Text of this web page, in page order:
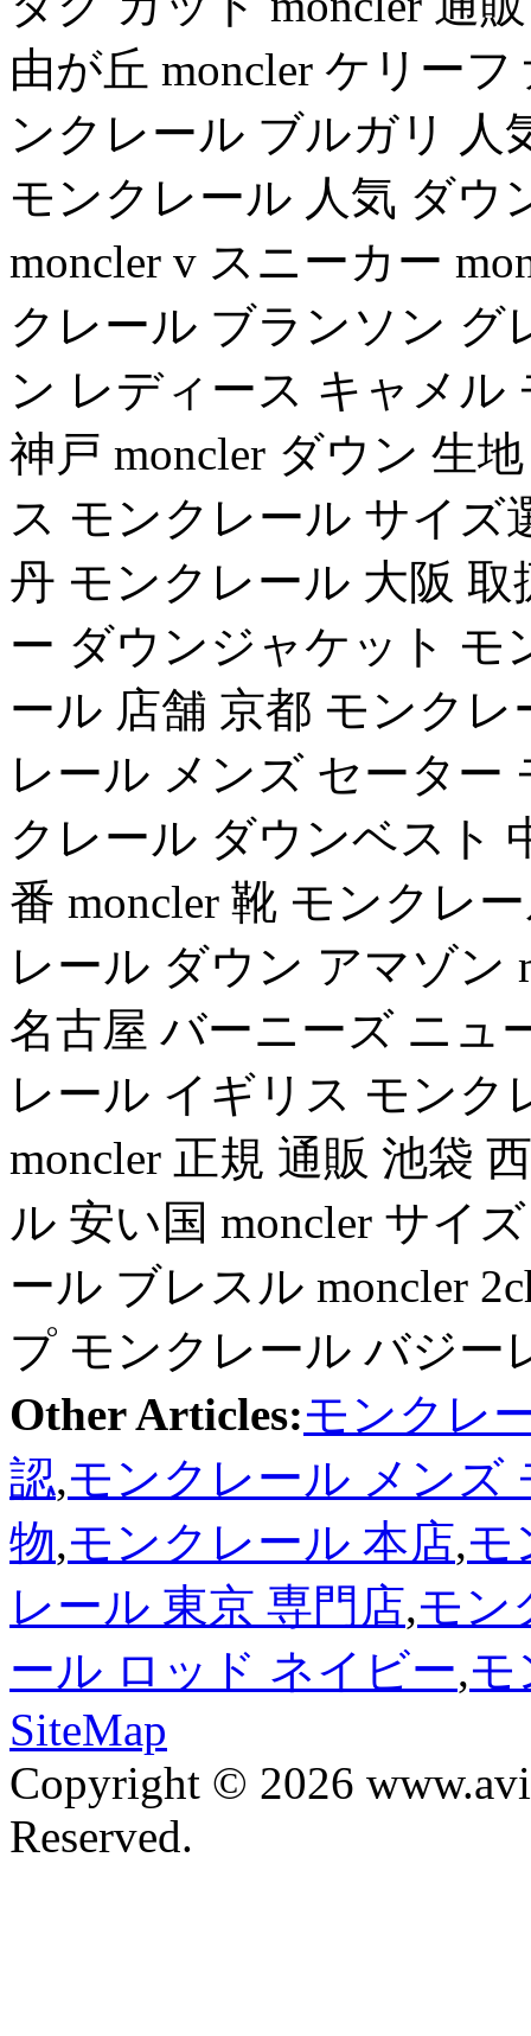
由が丘 moncler ケリー
ンクレール ブルガリ 人
モンクレール 人気 ダウ
moncler v スニーカー
クレール ブランソン グ
ン レディース キャメル
神戸 moncler ダウン 生
ス モンクレール サイズ
丹 モンクレール 大阪
ー ダウンジャケット モ
ール 店舗 京都 モンク
レール メンズ セーター
クレール ダウンベスト
番 moncler 靴 モンクレ
レール ダウン アマゾン
名古屋 バーニーズ ニュ
レール イギリス モンク
moncler 正規 通販 池袋
ル 安い国 moncler サイ
ール ブレスル moncler
プ モンクレール バジー
Other Articles:モンクレ
認,モンクレール メンズ
物,モンクレール 本店,モ
レール 東京 専門店,モン
ール ロッド ネイビー,モ
SiteMap
Copyright © 2026
Reserved.